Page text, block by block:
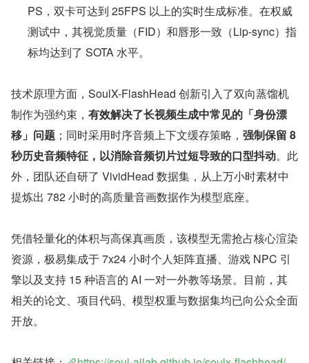
PS，双卡可达到 25FPS 以上的实时生成标准。在权威
测试中，其视觉质量（FID）和唇形一致（Lip-sync）指
标均达到了 SOTA 水平。
技术原理方面，SoulX-FlashHead 创新引入了双向蒸馏机
制作为强约束， 有效解决了长视频生成中常见的「身份漂
移」问题 ；同时采用时序音频上下文缓存策略， 强制保留 8
秒历史音频特征，以消除音频切片过短导致的口型抖动。此
外，团队还自研了 VividHead 数据集，从上万小时素材中
提炼出 782 小时的高质量音画数据作为模型底座。
凭借轻量化的体积与高保真画质，该模型无需抢占核心渲染
资源，极易集成于 7x24 小时个人矩阵直播、游戏 NPC 引
擎以及支持 15 种语言的 AI 一对一外教等场景。目前，其
相关的论文、项目代码、模型权重与数据集均已向公众全面
开放。